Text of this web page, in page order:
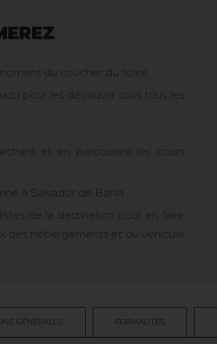
du coucher du soleil.
pour les découvrir sous tous les
et en parcourant les cours
à Salvador de Bahia.
de la destination pour en faire
des hébergements et du véhicule
GÉNÉRALES FORMALITÉS